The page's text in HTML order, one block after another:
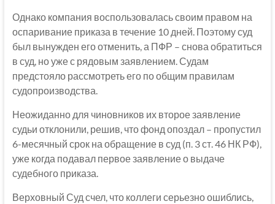
Однако компания воспользовалась своим правом на
оспаривание приказа в течение 10 дней. Поэтому суд
был вынужден его отменить, а ПФР – снова обратиться
в суд, но уже с рядовым заявлением. Судам
предстояло рассмотреть его по общим правилам
судопроизводства.
Неожиданно для чиновников их второе заявление
судьи отклонили, решив, что фонд опоздал – пропустил
6-месячный срок на обращение в суд (п. 3 ст. 46 НК РФ),
уже когда подавал первое заявление о выдаче
судебного приказа.
Верховный Суд счел, что коллеги серьезно ошиблись,